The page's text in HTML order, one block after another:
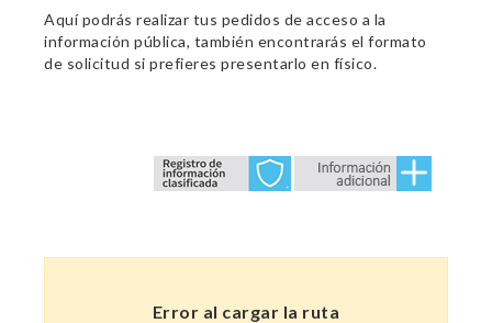
Aquí podrás realizar tus pedidos de acceso a la
información pública, también encontrarás el formato
de solicitud si prefieres presentarlo en físico.
Error al cargar la ruta